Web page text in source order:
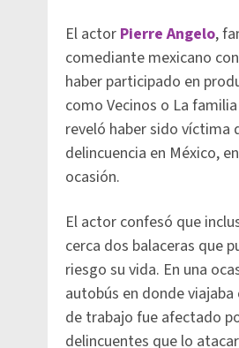
El actor Pierre Angelo,
comediante mexicano
haber participado en
como Vecinos o La familia
reveló haber sido víctima
delincuencia en México,
ocasión.
El actor confesó que
cerca dos balaceras que
riesgo su vida. En una
autobús en donde viajaba
de trabajo fue afectado
delincuentes que lo